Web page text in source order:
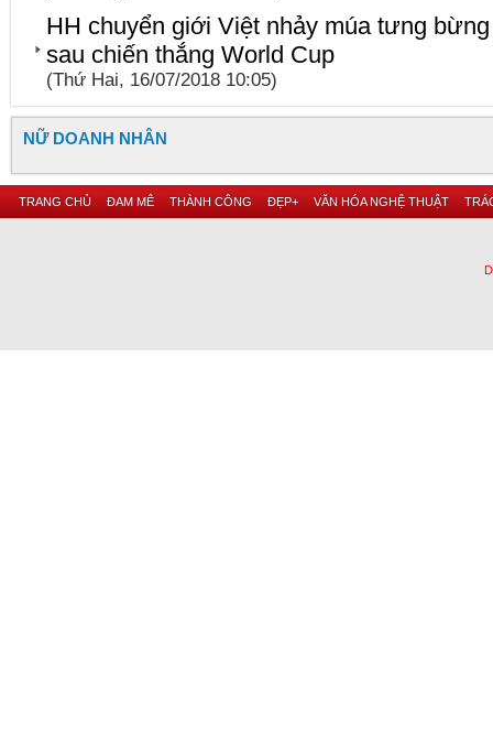
HH chuyển giới Việt nhảy múa tưng
sau chiến thắng World Cup
(Thứ Hai, 16/07/2018 10:05)
NỮ DOANH NHÂN
TRANG CHỦ ĐAM MÊ THÀNH CÔNG ĐẸP+ VĂN HÓA NGHỆ THUẬT